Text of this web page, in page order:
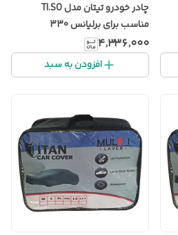
چادر خودرو تیتان مدل TI.SO
مناسب برای برلیانس 330
۴٬۳۳۶٬۰۰۰
افزودن به سبد